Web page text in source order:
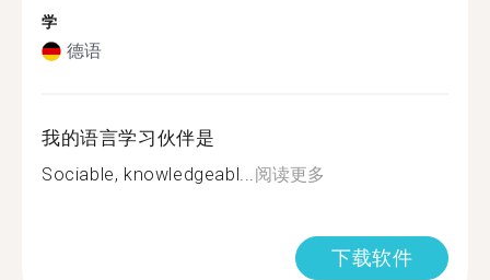
学
德语
我的语言学习伙伴是
Sociable, knowledgeabl...阅读更多
下载软件